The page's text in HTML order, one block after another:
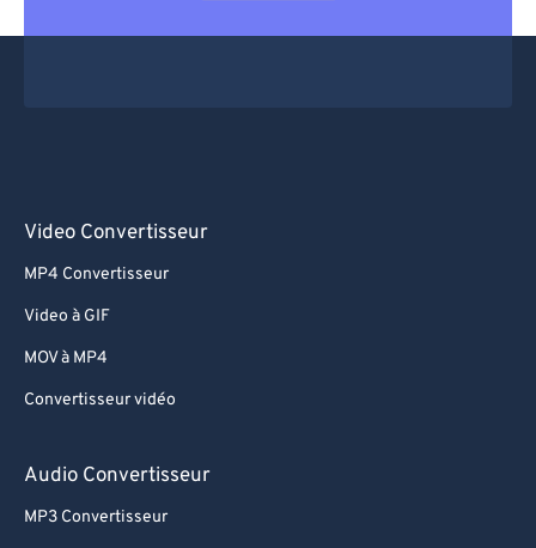
Video Convertisseur
MP4 Convertisseur
Video à GIF
MOV à MP4
Convertisseur vidéo
Audio Convertisseur
MP3 Convertisseur